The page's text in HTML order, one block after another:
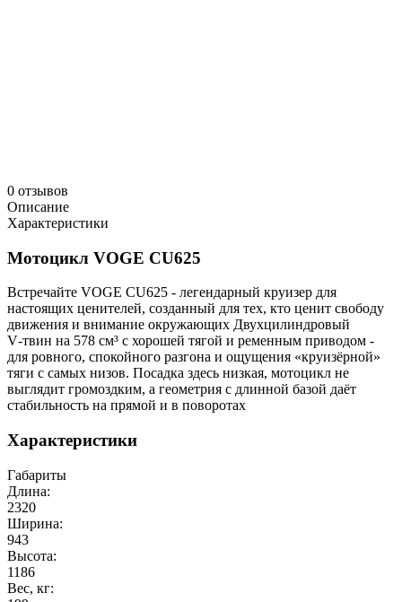
0 отзывов
Описание
Характеристики
Мотоцикл VOGE CU625
Встречайте VOGE CU625 - легендарный круизер для
настоящих ценителей, созданный для тех, кто ценит свободу
движения и внимание окружающих Двухцилиндровый
V‑твин на 578 см³ с хорошей тягой и ременным приводом -
для ровного, спокойного разгона и ощущения «круизёрной»
тяги с самых низов. Посадка здесь низкая, мотоцикл не
выглядит громоздким, а геометрия с длинной базой даёт
стабильность на прямой и в поворотах
Характеристики
Габариты
Длина:
2320
Ширина:
943
Высота:
1186
Вес, кг: